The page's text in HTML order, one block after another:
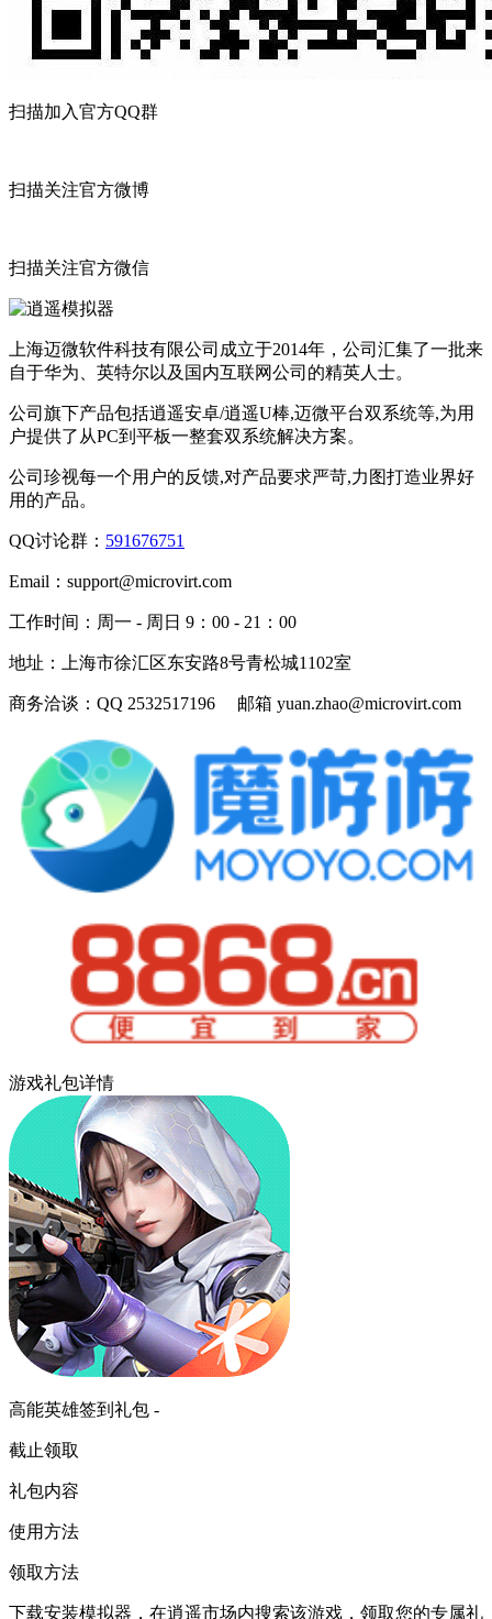
扫描加入官方QQ群
扫描关注官方微博
扫描关注官方微信
上海迈微软件科技有限公司成立于2014年，公司汇集了一批来
自于华为、英特尔以及国内互联网公司的精英人士。
公司旗下产品包括逍遥安卓/逍遥U棒,迈微平台双系统等,为用
户提供了从PC到平板一整套双系统解决方案。
公司珍视每一个用户的反馈,对产品要求严苛,力图打造业界好
用的产品。
QQ讨论群： 591676751
Email： support@microvirt.com
工作时间： 周一 - 周日 9：00 - 21：00
地址： 上海市徐汇区东安路8号青松城1102室
商务洽谈： QQ 2532517196 邮箱 yuan.zhao@microvirt.com
游戏礼包详情
高能英雄签到礼包 -
截止领取
礼包内容
使用方法
领取方法
下载安装模拟器，在逍遥市场内搜索该游戏，领取您的专属礼